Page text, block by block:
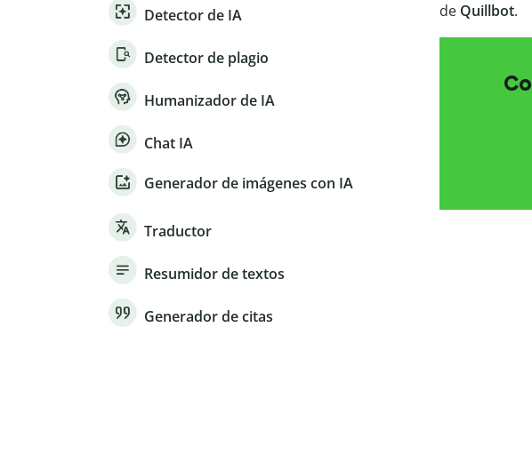
Detector de IA
Detector de plagio
Humanizador de IA
Chat IA
Generador de imágenes con IA
Traductor
Resumidor de textos
Generador de citas
de Quillbot.